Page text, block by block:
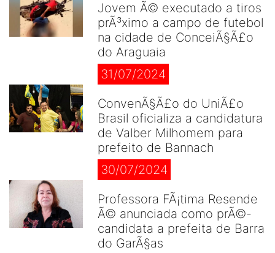
Jovem Ã© executado a tiros
prÃ³ximo a campo de futebol
na cidade de ConceiÃ§Ã£o
do Araguaia
31/07/2024
ConvenÃ§Ã£o do UniÃ£o
Brasil oficializa a candidatura
de Valber Milhomem para
prefeito de Bannach
30/07/2024
Professora FÃ¡tima Resende
Ã© anunciada como prÃ©-
candidata a prefeita de Barra
do GarÃ§as